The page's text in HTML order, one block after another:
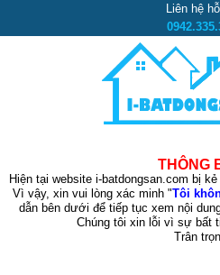
Liên hệ
THÔNG
Hiện tại website i-batdongsan.com bị
Vì vậy, xin vui lòng xác minh "Tôi
dẫn bên dưới để tiếp tục xem nội
Chúng tôi xin lỗi vì sự bất
Trân